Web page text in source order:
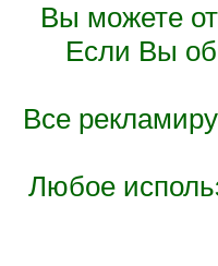
Вы можете
Если Вы
Все
Любое